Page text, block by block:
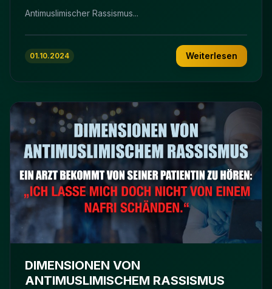
Antimuslimischer Rassismus...
01.10.2024 Weiterlesen
DIMENSIONEN VON
ANTIMUSLIMISCHEM RASSISMUS